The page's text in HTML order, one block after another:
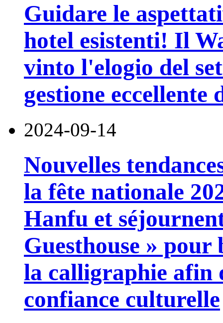
Guidare le
hotel esistenti! Il
vinto l'elogio del
gestione eccellente
2024-09-14
Nouvelles
la fête nationale
Hanfu et
Guesthouse »
la calligraphie afin
confiance culturelle